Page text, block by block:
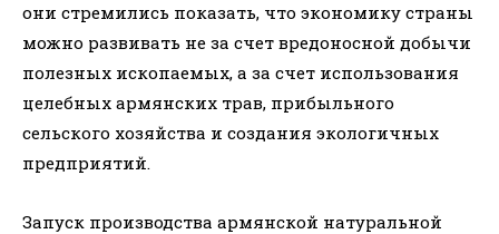
они стремились показать, что экономику страны
можно развивать не за счет вредоносной добычи
полезных ископаемых, а за счет использования
целебных армянских трав, прибыльного
сельского хозяйства и создания экологичных
предприятий.
Запуск производства армянской натуральной